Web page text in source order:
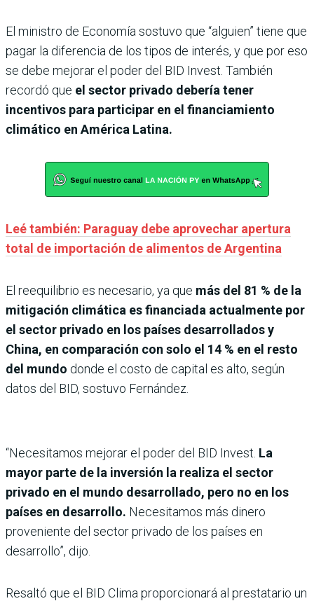
El ministro de Economía sostuvo que “alguien” tiene que
pagar la diferencia de los tipos de interés, y que por eso
se debe mejorar el poder del BID Invest. También
recordó que el sector privado debería tener
incentivos para participar en el financiamiento
climático en América Latina.
Leé también: Paraguay debe aprovechar apertura
total de importación de alimentos de Argentina
El reequilibrio es necesario, ya que más del 81 % de la
mitigación climática es financiada actualmente por
el sector privado en los países desarrollados y
China, en comparación con solo el 14 % en el resto
del mundo donde el costo de capital es alto, según
datos del BID, sostuvo Fernández.
“Necesitamos mejorar el poder del BID Invest. La
mayor parte de la inversión la realiza el sector
privado en el mundo desarrollado, pero no en los
países en desarrollo. Necesitamos más dinero
proveniente del sector privado de los países en
desarrollo”, dijo.
Resaltó que el BID Clima proporcionará al prestatario un